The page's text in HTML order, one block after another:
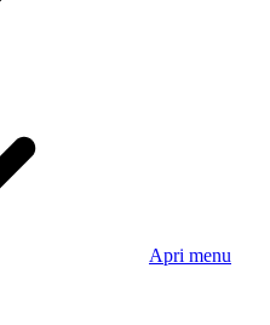
Apri menu